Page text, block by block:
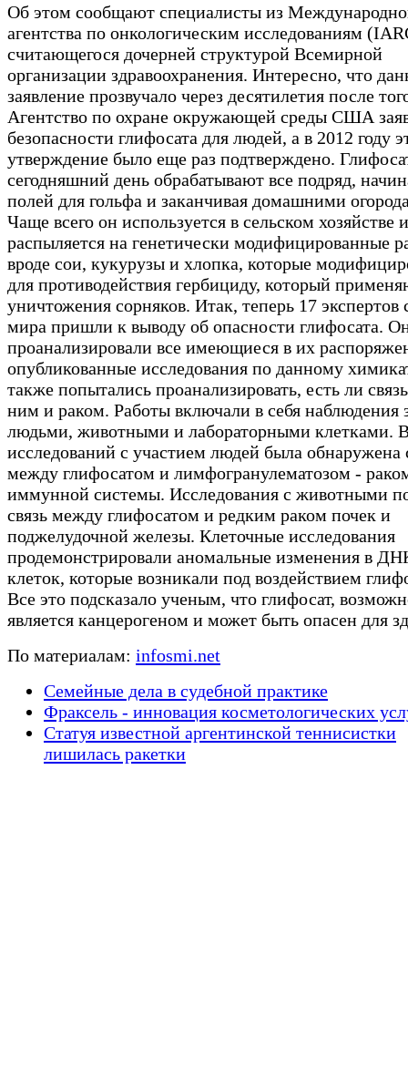
Об этом сообщают специалисты из
агентства по онкологическим исследованиям
считающегося дочерней структурой Всемирной
организации здравоохранения. Интересно, что
заявление прозвучало через десятилетия после
Агентство по охране окружающей среды США
безопасности глифосата для людей, а в 2012 году
утверждение было еще раз подтверждено.
сегодняшний день обрабатывают все подряд,
полей для гольфа и заканчивая домашними
Чаще всего он используется в сельском хозяйстве и
распыляется на генетически модифицированные
вроде сои, кукурузы и хлопка, которые
для противодействия гербициду, который
уничтожения сорняков. Итак, теперь 17 экспертов
мира пришли к выводу об опасности глифосата.
проанализировали все имеющиеся в их
опубликованные исследования по данному
также попытались проанализировать, есть ли
ним и раком. Работы включали в себя наблюдения
людьми, животными и лабораторными клетками.
исследований с участием людей была обнаружена
между глифосатом и лимфогранулематозом -
иммунной системы. Исследования с животными
связь между глифосатом и редким раком почек и
поджелудочной железы. Клеточные исследования
продемонстрировали аномальные изменения в
клеток, которые возникали под воздействием
Все это подсказало ученым, что глифосат,
является канцерогеном и может быть опасен для
По материалам: infosmi.net
Семейные дела в судебной практике
Фраксель - инновация косметологических
Статуя известной аргентинской теннисистки
лишилась ракетки